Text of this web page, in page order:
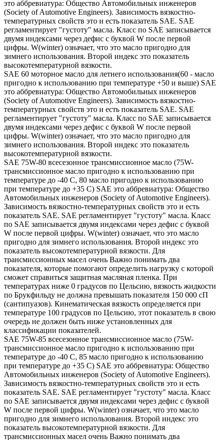
это аббревиатура: Общество Автомобильных инженеров
(Society of Automotive Engineers). Зависимость вязкостно-
температурных свойств это и есть показатель SAE. SAE
регламентирует "густоту" масла. Класс по SAE записывается
двумя индексами через дефис с буквой W после первой
цифры. W(winter) означает, что это масло пригодно для
зимнего использования. Второй индекс это показатель
высокотемпературной вязкости.
SAE 60 моторное масло для летнего использования(60 - масло
пригодно к использованию при температуре +50 и выше) SAE
это аббревиатура: Общество Автомобильных инженеров
(Society of Automotive Engineers). Зависимость вязкостно-
температурных свойств это и есть показатель SAE. SAE
регламентирует "густоту" масла. Класс по SAE записывается
двумя индексами через дефис с буквой W после первой
цифры. W(winter) означает, что это масло пригодно для
зимнего использования. Второй индекс это показатель
высокотемпературной вязкости.
SAE 75W-80 всесезонное трансмиссионное масло (75W-
трансмиссионное масло пригодно к использованию при
температуре до -40 С, 80 масло пригодно к использованию
при температуре до +35 С) SAE это аббревиатура: Общество
Автомобильных инженеров (Society of Automotive Engineers).
Зависимость вязкостно-температурных свойств это и есть
показатель SAE. SAE регламентирует "густоту" масла. Класс
по SAE записывается двумя индексами через дефис с буквой
W после первой цифры. W(winter) означает, что это масло
пригодно для зимнего использования. Второй индекс это
показатель высокотемпературной вязкости. Для
трансмиссионных масел очень Важно понимать два
показателя, которые помогают определить нагрузку с которой
сможет справиться защитная масляная пленка. При
температурах ниже 0 градусов по Цельсию, вязкость жидкости
по Брукфильду не должна превышать показателя 150 000 сП
(сантипуазов). Кинематическая вязкость определяется при
температуре 100 градусов по Цельсию, этот показатель в свою
очередь не должен быть ниже установленных для
классификации показателей.
SAE 75W-85 всесезонное трансмиссионное масло (75W-
трансмиссионное масло пригодно к использованию при
температуре до -40 С, 85 масло пригодно к использованию
при температуре до +35 С) SAE это аббревиатура: Общество
Автомобильных инженеров (Society of Automotive Engineers).
Зависимость вязкостно-температурных свойств это и есть
показатель SAE. SAE регламентирует "густоту" масла. Класс
по SAE записывается двумя индексами через дефис с буквой
W после первой цифры. W(winter) означает, что это масло
пригодно для зимнего использования. Второй индекс это
показатель высокотемпературной вязкости. Для
трансмиссионных масел очень Важно понимать два